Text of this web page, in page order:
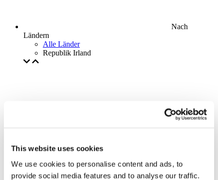
This website uses cookies
We use cookies to personalise content and ads, to
provide social media features and to analyse our traffic.
Nach
Ländern
Alle Länder
Republik Irland